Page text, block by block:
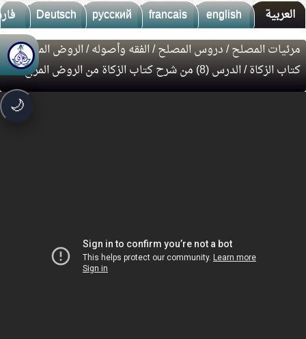
العربية english
francais
русский
Deutsch
🌙
🚀جديد الموقع!
تعرف على أحدث المميزات
سرعة فائقة
مرئيات المصلح/دروس المصلح/الفقه وأصوله/الروض المربع/
كتاب الزكاة/ الدرس (8) من شرح كتاب الزكاة من الروض المربع